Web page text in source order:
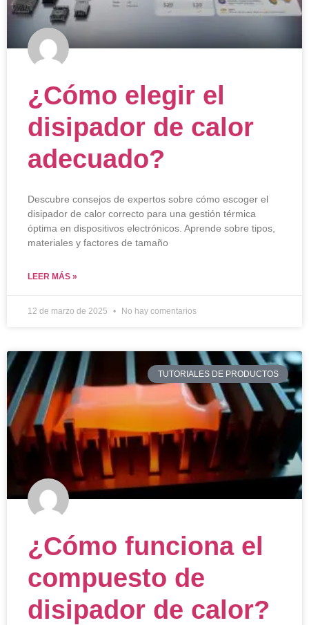
¿Cómo elegir el
disipador de calor
adecuado?
Descubre consejos de expertos sobre cómo escoger el
disipador de calor correcto para una gestión térmica
óptima en dispositivos electrónicos. Aprende sobre tipos,
materiales y factores de tamaño
LEER MÁS »
12 de marzo de 2025 No hay comentarios
TUTORIALES DE PRODUCTOS
¿Cómo funciona el
compuesto de
disipador de calor?